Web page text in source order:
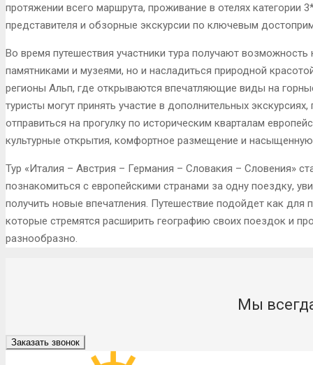
протяжении всего маршрута, проживание в отелях категории
представителя и обзорные экскурсии по ключевым
Во время путешествия участники тура получают
памятниками и музеями, но и насладиться природной
регионы Альп, где открываются впечатляющие виды на
туристы могут принять участие в дополнительных
отправиться на прогулку по историческим кварталам
культурные открытия, комфортное размещение и
Тур «Италия – Австрия – Германия – Словакия – Словения»
познакомиться с европейскими странами за одну поездку,
получить новые впечатления. Путешествие подойдет как для
которые стремятся расширить географию своих поездок и
разнообразно.
Мы
Заказать звонок